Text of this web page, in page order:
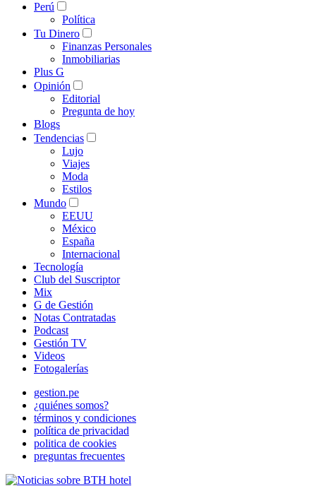
Perú
Política
Tu Dinero
Finanzas Personales
Inmobiliarias
Plus G
Opinión
Editorial
Pregunta de hoy
Blogs
Tendencias
Lujo
Viajes
Moda
Estilos
Mundo
EEUU
México
España
Internacional
Tecnología
Club del Suscriptor
Mix
G de Gestión
Notas Contratadas
Podcast
Gestión TV
Videos
Fotogalerías
gestion.pe
¿quiénes somos?
términos y condiciones
política de privacidad
politica de cookies
preguntas frecuentes